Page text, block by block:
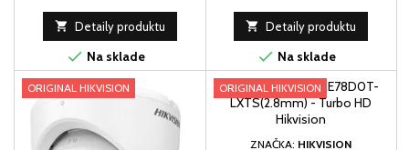
 Detaily produktu
 Na sklade
 Detaily produktu
 Na sklade
ORIGINAL HIKVISION ORIGINAL HIKVISION
ZNAČKA: HIKVISION